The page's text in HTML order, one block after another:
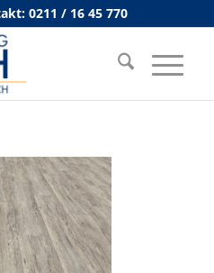
0211 / 16 45 770